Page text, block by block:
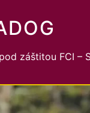
záštitou FCI –